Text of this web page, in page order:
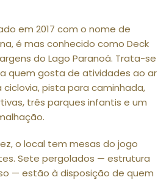
em 2017 com o nome de
é mas conhecido como Deck
do Lago Paranoá. Trata-se
quem gosta de atividades ao ar
pista para caminhada,
três parques infantis e um
o local tem mesas do jogo
Sete pergolados — estrutura
— estão à disposição de quem